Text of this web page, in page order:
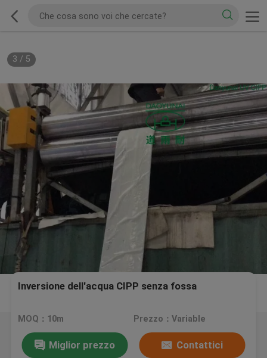
3 / 5
Inversione dell'acqua CIPP senza fossa
MOQ：10m Prezzo：Variable
Miglior prezzo Contattici